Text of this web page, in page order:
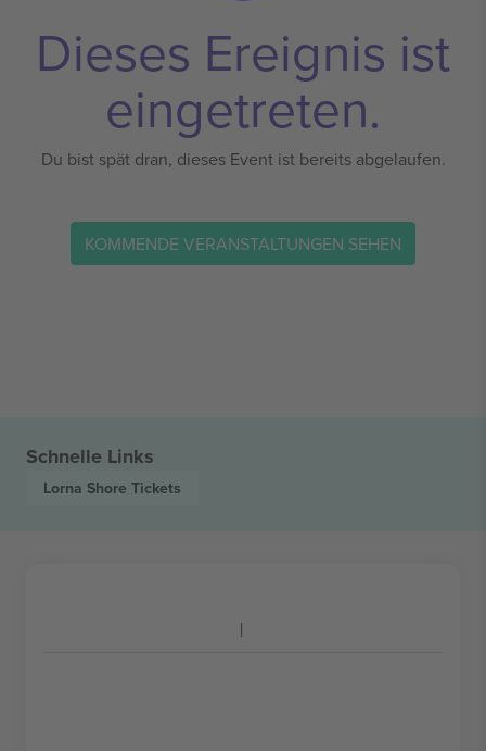
Dieses Ereignis ist
eingetreten.
Du bist spät dran, dieses Event ist bereits abgelaufen.
KOMMENDE VERANSTALTUNGEN SEHEN
Schnelle Links
Lorna Shore Tickets